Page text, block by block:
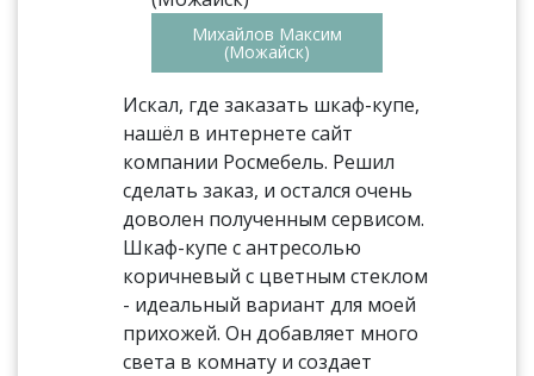
Михайлов Максим
(Можайск)
Искал, где заказать шкаф-купе,
нашёл в интернете сайт
компании Росмебель. Решил
сделать заказ, и остался очень
доволен полученным сервисом.
Шкаф-купе с антресолью
коричневый с цветным стеклом
- идеальный вариант для моей
прихожей. Он добавляет много
света в комнату и создает